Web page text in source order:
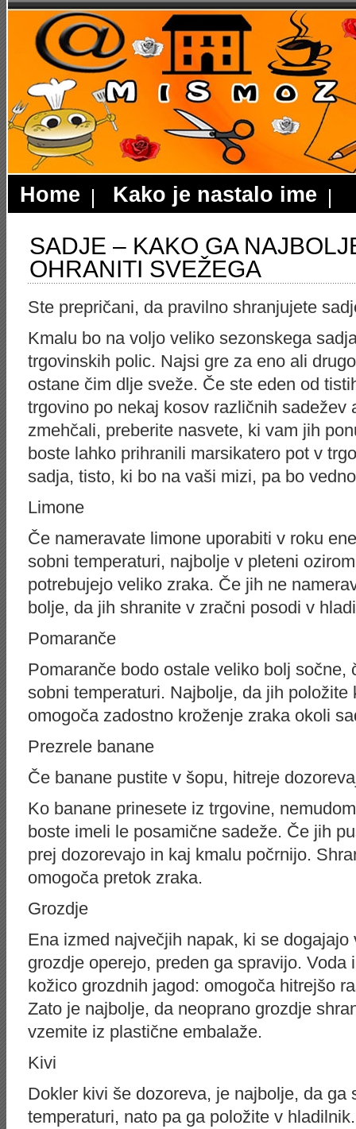
Home Kako je nastalo ime
SADJE – KAKO GA
OHRANITI SVEŽEGA
Ste prepričani, da pravilno shranjujete
Kmalu bo na voljo veliko sezonskega
trgovinskih polic. Najsi gre za eno ali
ostane čim dlje sveže. Če ste eden od
trgovino po nekaj kosov različnih sadežev
zmehčali, preberite nasvete, ki vam jih
boste lahko prihranili marsikatero pot v
sadja, tisto, ki bo na vaši mizi, pa bo
Limone
Če nameravate limone uporabiti v roku
sobni temperaturi, najbolje v pleteni
potrebujejo veliko zraka. Če jih ne
bolje, da jih shranite v zračni posodi v
Pomaranče
Pomaranče bodo ostale veliko bolj sočne,
sobni temperaturi. Najbolje, da jih
omogoča zadostno kroženje zraka okoli
Prezrele banane
Če banane pustite v šopu, hitreje
Ko banane prinesete iz trgovine,
boste imeli le posamične sadeže. Če jih
prej dozorevajo in kaj kmalu počrnijo.
omogoča pretok zraka.
Grozdje
Ena izmed največjih napak, ki se
grozdje operejo, preden ga spravijo.
kožico grozdnih jagod: omogoča hitrejšo
Zato je najbolje, da neoprano grozdje
vzemite iz plastične embalaže.
Kivi
Dokler kivi še dozoreva, je najbolje, da ga
temperaturi, nato pa ga položite v